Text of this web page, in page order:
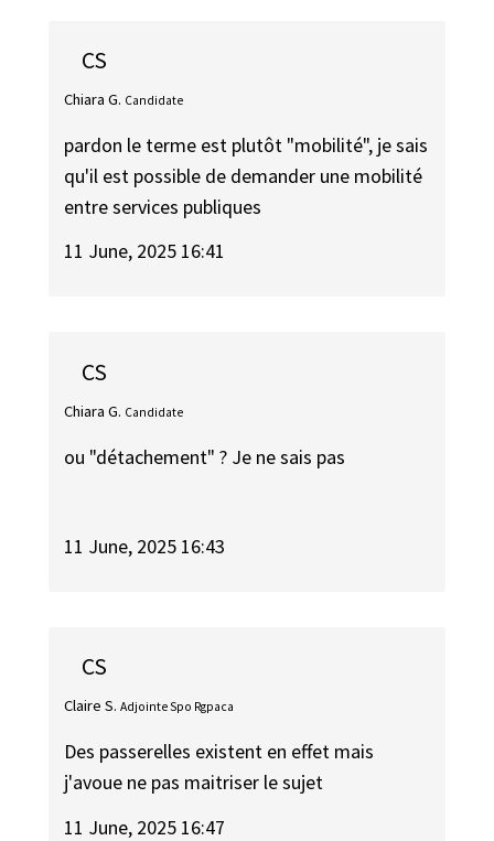
CS
Chiara G. Candidate
pardon le terme est plutôt "mobilité", je sais
qu'il est possible de demander une mobilité
entre services publiques
11 June, 2025 16:41
CS
Chiara G. Candidate
ou "détachement" ? Je ne sais pas
11 June, 2025 16:43
CS
Claire S. Adjointe Spo Rgpaca
Des passerelles existent en effet mais
j'avoue ne pas maitriser le sujet
11 June, 2025 16:47